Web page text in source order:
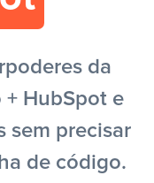
da
HubSpot e
sem precisar
de código.